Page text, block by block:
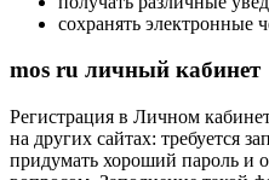
сохранять электронные
mos ru личный кабинет
Регистрация в Личном
на других сайтах: требуется
придумать хороший пароль и